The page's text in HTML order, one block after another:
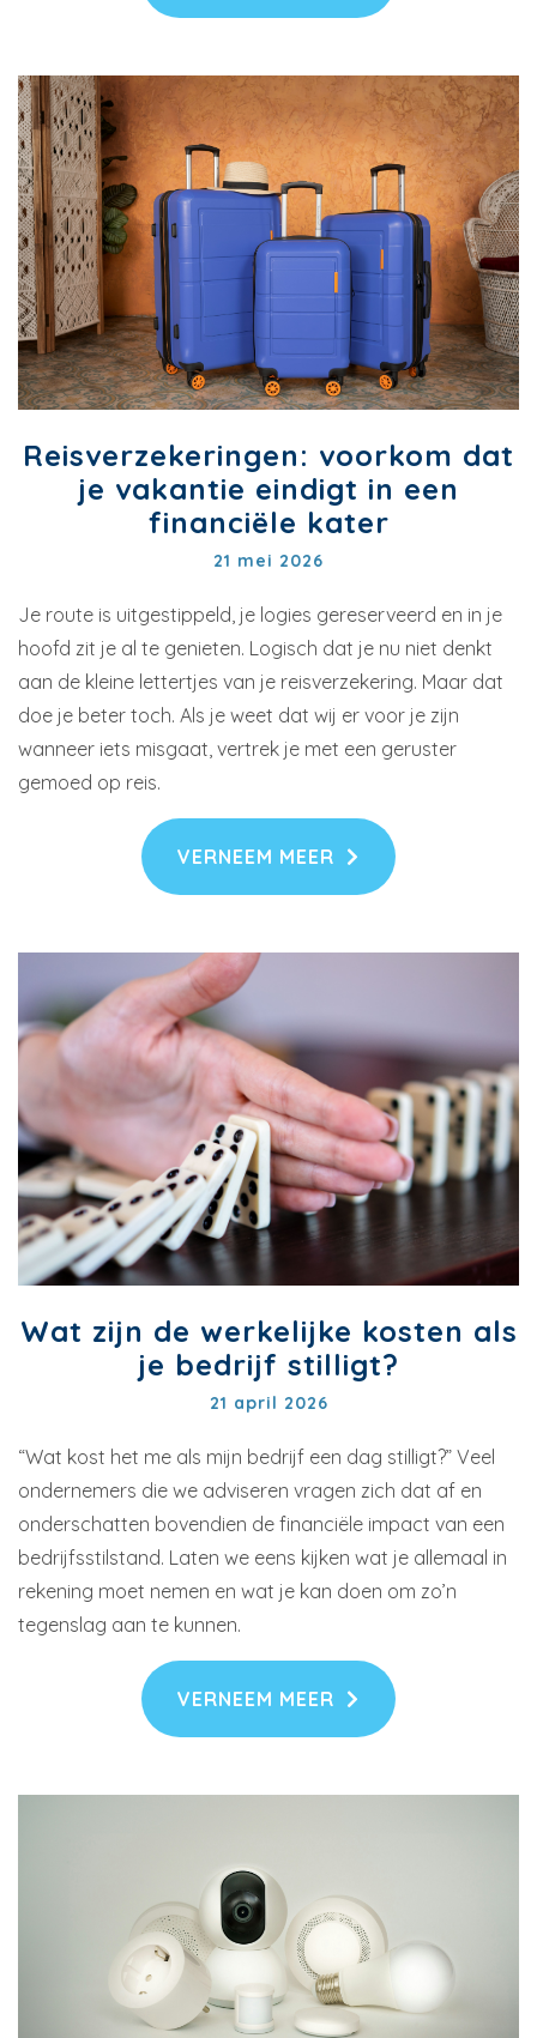
Reisverzekeringen: voorkom dat
je vakantie eindigt in een
financiële kater
21 mei 2026
Je route is uitgestippeld, je logies gereserveerd en in je
hoofd zit je al te genieten. Logisch dat je nu niet denkt
aan de kleine lettertjes van je reisverzekering. Maar dat
doe je beter toch. Als je weet dat wij er voor je zijn
wanneer iets misgaat, vertrek je met een geruster
gemoed op reis.
VERNEEM MEER
Wat zijn de werkelijke kosten als
je bedrijf stilligt?
21 april 2026
“Wat kost het me als mijn bedrijf een dag stilligt?” Veel
ondernemers die we adviseren vragen zich dat af en
onderschatten bovendien de financiële impact van een
bedrijfsstilstand. Laten we eens kijken wat je allemaal in
rekening moet nemen en wat je kan doen om zo’n
tegenslag aan te kunnen.
VERNEEM MEER